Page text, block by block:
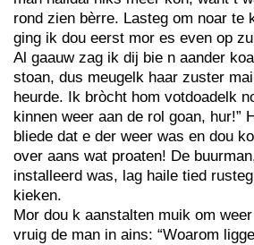
rond zien bèrre. Lasteg om noar te
ging ik dou eerst mor es even op
Al gaauw zag ik dij bie n aander
stoan, dus meugelk haar zuster
heurde. Ik bròcht hom votdoadelk
kinnen weer aan de rol goan, hur!”
bliede dat e der weer was en dou
over aans wat proaten! De
installeerd was, lag haile tied
kieken.
Mor dou k aanstalten muik om
vruig de man in ains: “Woarom